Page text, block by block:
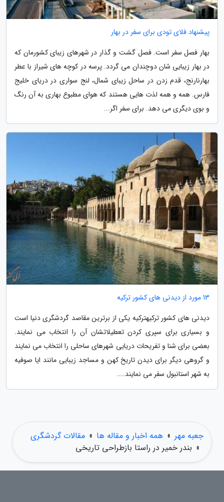
پیشنهاد فلای تودی برای سفر در بهار
بهار فصل سفر است. فصل گشت و گذار در شهرهای زیبای کشورمان که
در بهار زیبایی شان دوچندان می گردد. پرسه در کوچه های شیراز با عطر
بهارنارنج، قدم زدن در ساحل زیبای شمال، لنج سواری در دریای خلیج
فارس. همه و همه لذت هایی هستند که هوای مطبوع بهاری به آن رنگ
و بوی دیگری می دهد. برای سفر اگر...
13 مورد از دیدنی های کشور ترکیه
دیدنی های کشور ترکیهترکیه یکی از برترین مقاصد گردشگری دنیا است
و بسیاری برای سپری کردن تعطیلاتشان آن را انتخاب می نمایند.
بعضی برای شنا و تفریحات دریایی شهرهای ساحلی را انتخاب می نمایند
و گروهی دیگر برای دیدن تاریخ کهن و مساجد زیبایی مانند ایا صوفیه
به شهر استانبول سفر می نمایند....
جعبه مهر » همه اخبار و مقاله ها » مقالات گردشگری
» بندر خمیر در راستا بازطراحی تاریخی